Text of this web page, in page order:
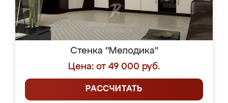
Стенка "Мелодика"
Цена: от 49 000 руб.
РАССЧИТАТЬ